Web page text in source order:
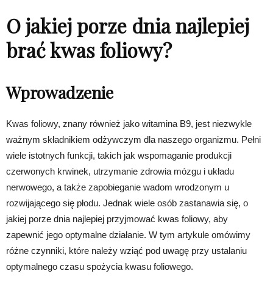
O jakiej porze dnia najlepiej
brać kwas foliowy?
Wprowadzenie
Kwas foliowy, znany również jako witamina B9, jest niezwykle
ważnym składnikiem odżywczym dla naszego organizmu. Pełni
wiele istotnych funkcji, takich jak wspomaganie produkcji
czerwonych krwinek, utrzymanie zdrowia mózgu i układu
nerwowego, a także zapobieganie wadom wrodzonym u
rozwijającego się płodu. Jednak wiele osób zastanawia się, o
jakiej porze dnia najlepiej przyjmować kwas foliowy, aby
zapewnić jego optymalne działanie. W tym artykule omówimy
różne czynniki, które należy wziąć pod uwagę przy ustalaniu
optymalnego czasu spożycia kwasu foliowego.